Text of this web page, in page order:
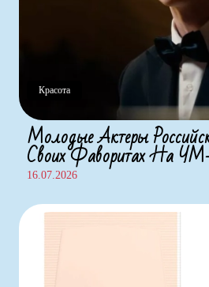
Красота
Молодые Актеры
Своих Фаворитах На
16.07.2026